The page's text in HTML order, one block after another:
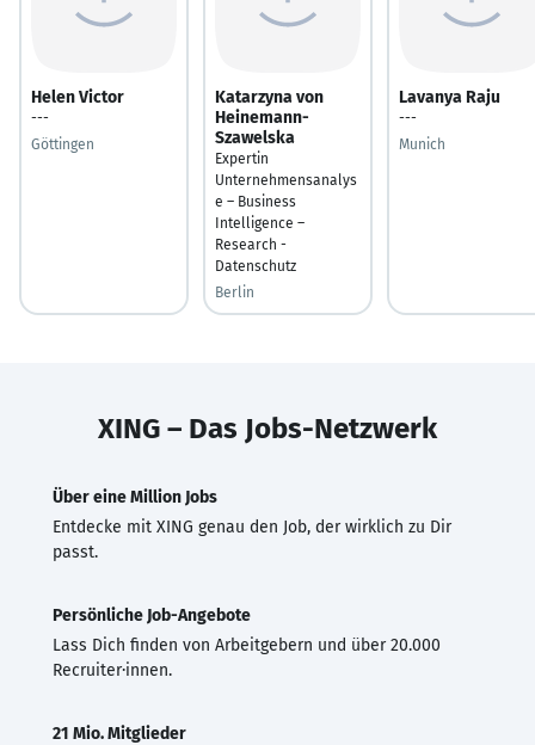
Helen Victor
---
Göttingen
Katarzyna von
Heinemann-
Szawelska
Expertin
Unternehmensanalys
e – Business
Intelligence –
Research -
Datenschutz
Berlin
Lavanya Raju
---
Munich
XING – Das Jobs-Netzwerk
Über eine Million Jobs
Entdecke mit XING genau den Job, der wirklich zu Dir
passt.
Persönliche Job-Angebote
Lass Dich finden von Arbeitgebern und über 20.000
Recruiter·innen.
21 Mio. Mitglieder